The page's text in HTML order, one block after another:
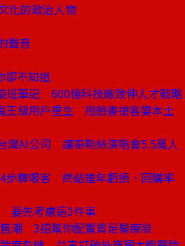
化的政治人物
聲音
不知道
班筆記 600億科技廠致伸人才戰略
王級用戶重生 甩臉書搶客變本土
灣AI公司 讓泰勒絲演唱會5.5萬人
步驟吸客 終結連年虧損、回購率
要先考慮這3件事
潮 3招幫你配置買足醫療險